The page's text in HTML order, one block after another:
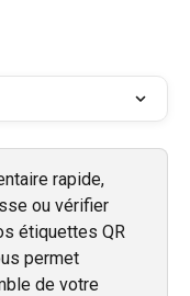
rapide,
ou vérifier
étiquettes QR
permet
de votre